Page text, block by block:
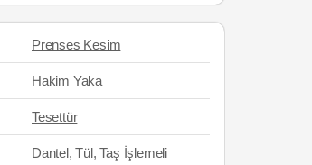
Prenses Kesim
Hakim Yaka
Tesettür
Dantel, Tül, Taş İşlemeli